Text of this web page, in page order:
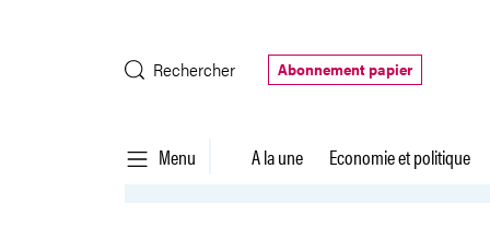
Rechercher
Abonnement papier
Menu A la une Economie et politique